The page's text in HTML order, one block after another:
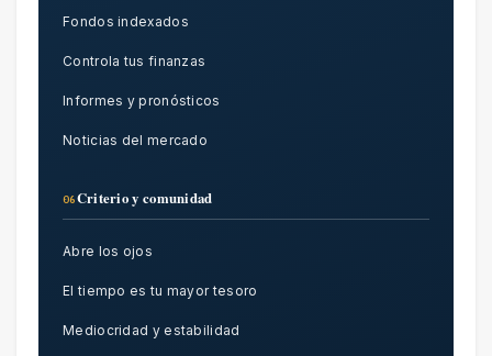
Fondos indexados
Controla tus finanzas
Informes y pronósticos
Noticias del mercado
06Criterio y comunidad
Abre los ojos
El tiempo es tu mayor tesoro
Mediocridad y estabilidad